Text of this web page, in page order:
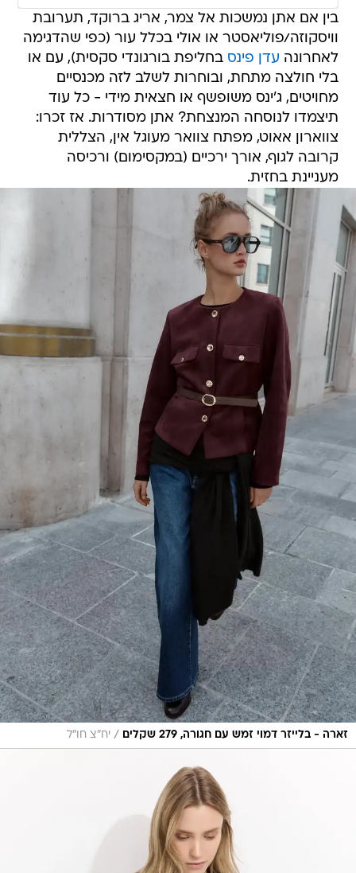
בין אם אתן נמשכות אל צמר, אריג ברוקד, תערובת
וויסקוזה/פוליאסטר או אולי בכלל עור (כפי שהדגימה
לאחרונה עדן פינס בחליפת בורגונדי סקסית), עם או
בלי חולצה מתחת, ובוחרות לשלב לזה מכנסיים
מחויטים, ג'ינס משופשף או חצאית מידי - כל עוד
תיצמדו לנוסחה המנצחת? אתן מסודרות. אז זכרו:
צווארון אאוט, מפתח צוואר מעוגל אין, הצללית
קרובה לגוף, אורך ירכיים (במקסימום) ורכיסה
מעניינת בחזית.
זארה - בלייזר דמוי זמש עם חגורה, 279 שקלים / יח"צ חו"ל